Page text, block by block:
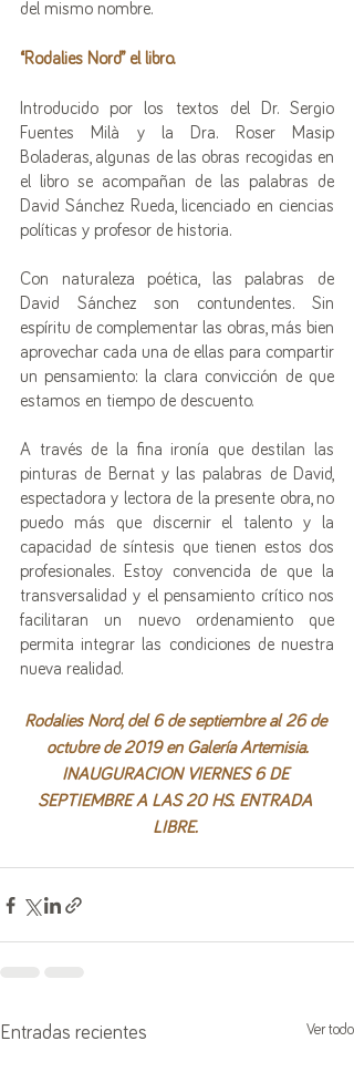
del mismo nombre.
“Rodalies Nord” el libro.
Introducido por los textos del Dr. Sergio
Fuentes Milà y la Dra. Roser Masip
Boladeras, algunas de las obras recogidas en
el libro se acompañan de las palabras de
David Sánchez Rueda, licenciado en ciencias
políticas y profesor de historia.
Con naturaleza poética, las palabras de
David Sánchez son contundentes. Sin
espíritu de complementar las obras, más bien
aprovechar cada una de ellas para compartir
un pensamiento: la clara convicción de que
estamos en tiempo de descuento.
A través de la fina ironía que destilan las
pinturas de Bernat y las palabras de David,
espectadora y lectora de la presente obra, no
puedo más que discernir el talento y la
capacidad de síntesis que tienen estos dos
profesionales. Estoy convencida de que la
transversalidad y el pensamiento crítico nos
facilitaran un nuevo ordenamiento que
permita integrar las condiciones de nuestra
nueva realidad.
Rodalies Nord, del 6 de septiembre al 26 de
octubre de 2019 en Galería Artemisia.
INAUGURACIÓN VIERNES 6 DE
SEPTIEMBRE A LAS 20 HS. ENTRADA
LIBRE.
Entradas recientes Ver todo